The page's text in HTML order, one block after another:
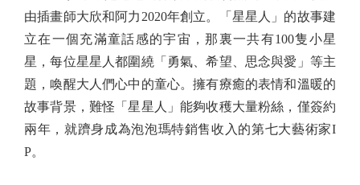
由插畫師大欣和阿力2020年創立。「星星人」的故事建
立在一個充滿童話感的宇宙，那裏一共有100隻小星
星，每位星星人都圍繞「勇氣、希望、思念與愛」等主
題，喚醒大人們心中的童心。擁有療癒的表情和溫暖的
故事背景，難怪「星星人」能夠收穫大量粉絲，僅簽約
兩年，就躋身成為泡泡瑪特銷售收入的第七大藝術家I
P。